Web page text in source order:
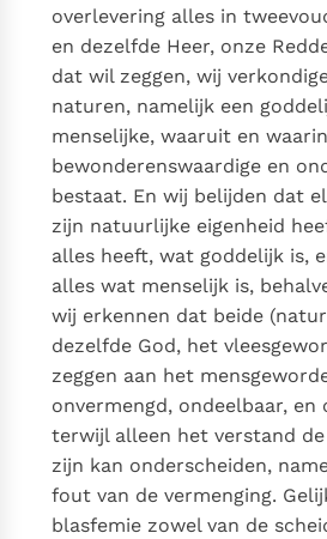
Katholieke Kerk in het
en is volledig afhankelijk
Ik help mee!
overlevering alles in
en dezelfde Heer, onze
dat wil zeggen, wij
naturen, namelijk een
menselijke, waaruit en
bewonderenswaardige en
bestaat. En wij belijden dat
zijn natuurlijke eigenheid
alles heeft, wat goddelijk is,
alles wat menselijk is,
wij erkennen dat beide
dezelfde God, het
zeggen aan het
onvermengd, ondeelbaar, en
terwijl alleen het verstand
zijn kan onderscheiden,
fout van de vermenging.
blasfemie zowel van de